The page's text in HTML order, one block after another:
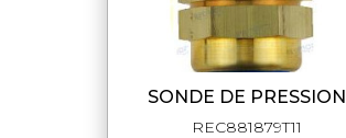
SONDE DE PRESSION
REC881879T11